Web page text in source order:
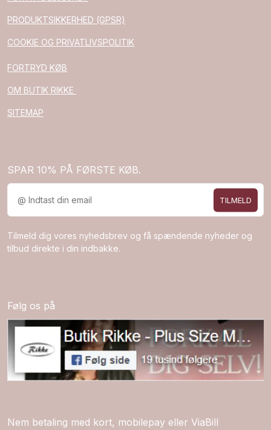
PRODUKTSIKKERHED (GPSR)
COOKIE OG PRIVATLIVSPOLITIK
FORTRYD KØB
OM BUTIK RIKKE
SITEMAP
SPAR 10% PÅ FØRSTE KØB.
TILMELD
Tilmeld dig vores nyhedsbrev og få spændende nyheder og
tilbud direkte i din indbakke.
Følg os på
Nem betaling med kort, mobilepay eller ViaBill